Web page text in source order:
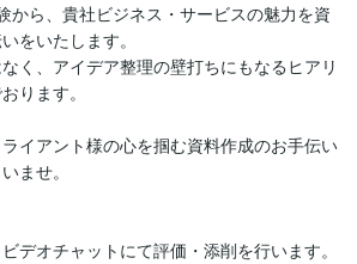
から、貴社ビジネス・サービスの魅力を資
をいたします。
く、アイデア整理の壁打ちにもなるヒアリ
ります。
イアント様の心を掴む資料作成のお手伝い
ませ。
デオチャットにて評価・添削を行います。